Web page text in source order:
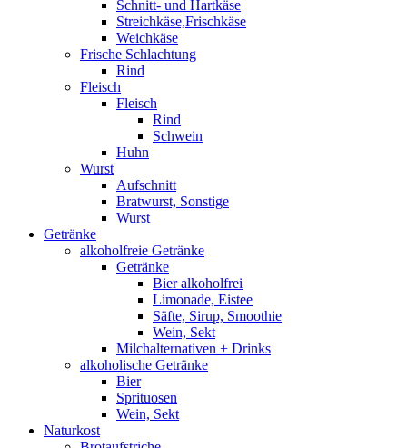
Schnitt- und Hartkäse
Streichkäse,Frischkäse
Weichkäse
Frische Schlachtung
Rind
Fleisch
Fleisch
Rind
Schwein
Huhn
Wurst
Aufschnitt
Bratwurst, Sonstige
Wurst
Getränke
alkoholfreie Getränke
Getränke
Bier alkoholfrei
Limonade, Eistee
Säfte, Sirup, Smoothie
Wein, Sekt
Milchalternativen + Drinks
alkoholische Getränke
Bier
Sprituosen
Wein, Sekt
Naturkost